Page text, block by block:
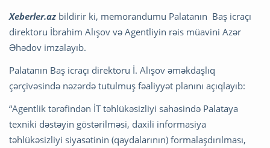
Xeberler.az bildirir ki, memorandumu Palatanın Baş icraçı
direktoru İbrahim Alışov və Agentliyin rəis müavini Azər
Əhədov imzalayıb.
Palatanın Baş icraçı direktoru İ. Alışov əməkdaşlıq
çərçivəsində nəzərdə tutulmuş fəaliyyət planını açıqlayıb:
“Agentlik tərəfindən İT təhlükəsizliyi sahəsində Palataya
texniki dəstəyin göstərilməsi, daxili informasiya
təhlükəsizliyi siyasətinin (qaydalarının) formalaşdırılması,